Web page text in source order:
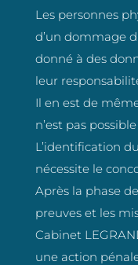
Les personnes
d’un dommage
donné à des
leur
Il en est de
n’est pas
L’identification
nécessite le
Après la phase
preuves et les
Cabinet
une action